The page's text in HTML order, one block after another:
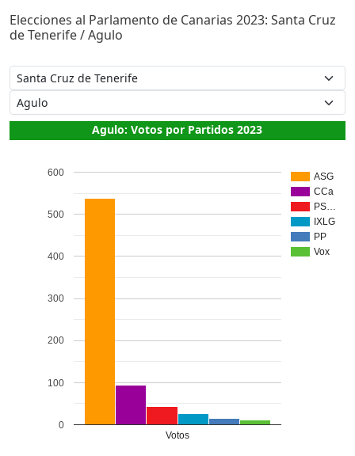
Elecciones al Parlamento de Canarias 2023: Santa Cruz
de Tenerife / Agulo
Agulo: Votos por Partidos 2023
ASG
CCa
PS…
IXLG
PP
Vox
Votos
0
100
200
300
400
500
600